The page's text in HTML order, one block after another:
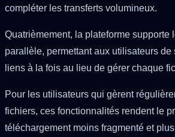
compléter les transferts volumineux.
Quatrièmement, la plateforme supporte
parallèle, permettant aux utilisateurs
liens à la fois au lieu de gérer chaque
Pour les utilisateurs qui gèrent
fichiers, ces fonctionnalités rendent le
téléchargement moins fragmenté et